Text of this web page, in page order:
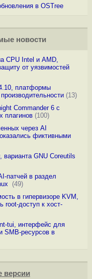
в OSTree
новости
CPU Intel и AMD,
от уязвимостей
платформы
(13)
Commander 6 c
плагинов(100)
через AI
фиктивными
варианта GNU Coreutils
патчей в раздел
(49)
в гипервизоре KVM,
root-доступ к хост-
tui, интерфейс для
SMB-ресурсов в
версии